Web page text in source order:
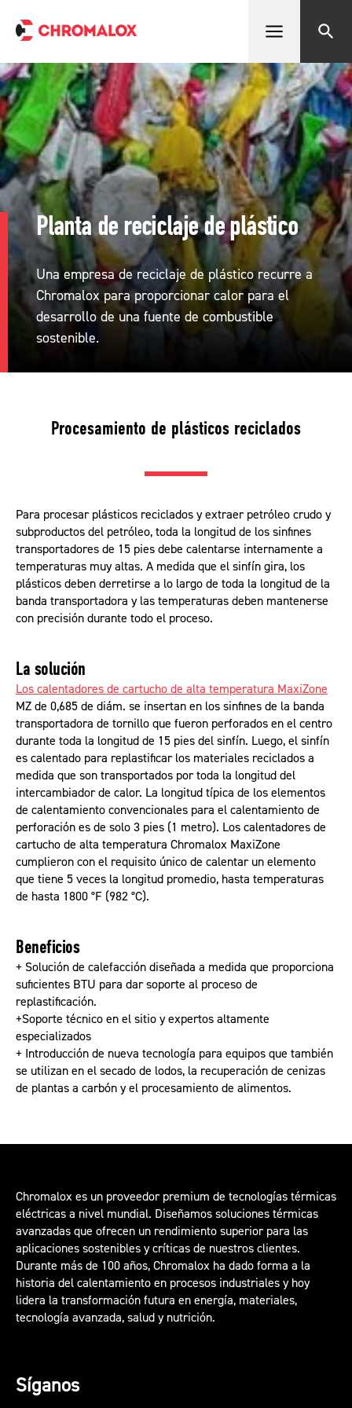
Abrir menúBuscar
Planta de reciclaje de plástico
Una empresa de reciclaje de plástico recurre a
Chromalox para proporcionar calor para el
desarrollo de una fuente de combustible
sostenible.
Procesamiento de plásticos reciclados
Para procesar plásticos reciclados y extraer petróleo crudo y
subproductos del petróleo, toda la longitud de los sinfines
transportadores de 15 pies debe calentarse internamente a
temperaturas muy altas. A medida que el sinfín gira, los
plásticos deben derretirse a lo largo de toda la longitud de la
banda transportadora y las temperaturas deben mantenerse
con precisión durante todo el proceso.
La solución
Los calentadores de cartucho de alta temperatura MaxiZone
MZ de 0,685 de diám. se insertan en los sinfines de la banda
transportadora de tornillo que fueron perforados en el centro
durante toda la longitud de 15 pies del sinfín. Luego, el sinfín
es calentado para replastificar los materiales reciclados a
medida que son transportados por toda la longitud del
intercambiador de calor. La longitud típica de los elementos
de calentamiento convencionales para el calentamiento de
perforación es de solo 3 pies (1 metro). Los calentadores de
cartucho de alta temperatura Chromalox MaxiZone
cumplieron con el requisito único de calentar un elemento
que tiene 5 veces la longitud promedio, hasta temperaturas
de hasta 1800 °F (982 °C).
Beneficios
+ Solución de calefacción diseñada a medida que proporciona
suficientes BTU para dar soporte al proceso de
replastificación.
+Soporte técnico en el sitio y expertos altamente
especializados
+ Introducción de nueva tecnología para equipos que también
se utilizan en el secado de lodos, la recuperación de cenizas
de plantas a carbón y el procesamiento de alimentos.
Chromalox es un proveedor premium de tecnologías térmicas
eléctricas a nivel mundial. Diseñamos soluciones térmicas
avanzadas que ofrecen un rendimiento superior para las
aplicaciones sostenibles y críticas de nuestros clientes.
Durante más de 100 años, Chromalox ha dado forma a la
historia del calentamiento en procesos industriales y hoy
lidera la transformación futura en energía, materiales,
tecnología avanzada, salud y nutrición.
Síganos